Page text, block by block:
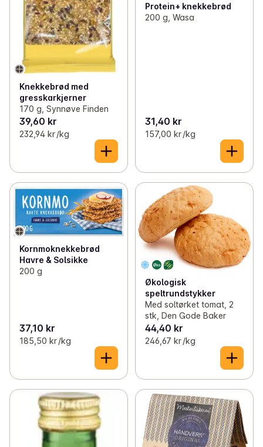
Knekkebrød med
gresskarkjerner
170 g, Synnøve Finden
39,60 kr
232,94 kr /kg
Protein+ knekkebrød
200 g, Wasa
31,40 kr
157,00 kr /kg
Kornmoknekkebrød
Havre & Solsikke
200 g
37,10 kr
185,50 kr /kg
Økologisk
speltrundstykker
Med soltørket tomat, 2
stk, Den Gode Baker
44,40 kr
246,67 kr /kg